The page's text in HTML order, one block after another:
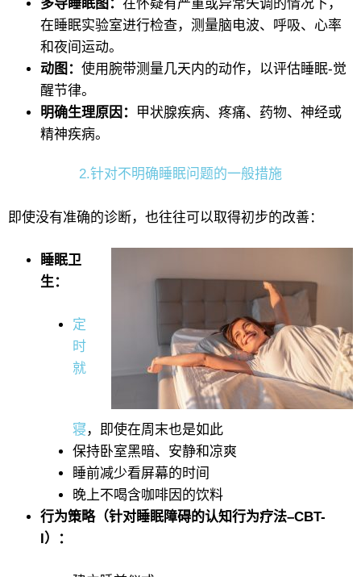
多导睡眠图： 在怀疑有严重或异常失调的情况下，
在睡眠实验室进行检查，测量脑电波、呼吸、心率
和夜间运动。
动图： 使用腕带测量几天内的动作，以评估睡眠-觉
醒节律。
明确生理原因：
甲状腺疾病、疼痛、药物、神经或
精神疾病。
2.针对不明确睡眠问题的一般措施
即使没有准确的诊断，也往往可以取得初步的改善：
睡眠卫
生：
定
时
就
寝 ，即使在周末也是如此
保持卧室黑暗、安静和凉爽
睡前减少看屏幕的时间
晚上不喝含咖啡因的饮料
行为策略（针对睡眠障碍的认知行为疗法–CBT-
I）：